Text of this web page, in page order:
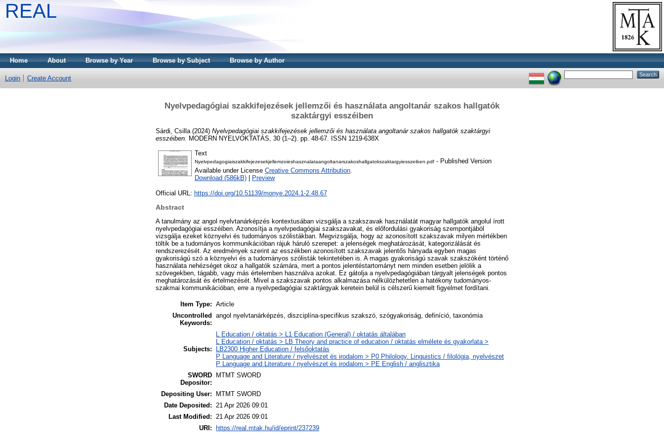
REAL
Home About Browse by Year Browse by Subject Browse by Author
Login Create Account
Nyelvpedagógiai szakkifejezések jellemzői és használata angoltanár szakos hallgatók
szaktárgyi esszéiben
Sárdi, Csilla (2024) Nyelvpedagógiai szakkifejezések jellemzői és használata angoltanár szakos hallgatók szaktárgyi
esszéiben. MODERN NYELVOKTATÁS, 30 (1–2). pp. 48-67. ISSN 1219-638X
Text
Nyelvpedagogiaiszakkifejezesekjellemzoieshasznalataangoltanarszakoshallgatokszaktargyiesszeiben.pdf - Published Version
Available under License Creative Commons Attribution.
Download (586kB)
Preview
Official URL: https://doi.org/10.51139/monye.2024.1-2.48.67
Abstract
A tanulmány az angol nyelvtanárképzés kontextusában vizsgálja a szakszavak használatát magyar hallgatók angolul írott
nyelvpedagógiai esszéiben. Azonosítja a nyelvpedagógiai szakszavakat, és előfordulási gyakoriság szempontjából
vizsgálja ezeket köznyelvi és tudományos szólistákban. Megvizsgálja, hogy az azonosított szakszavak milyen mértékben
töltik be a tudományos kommunikációban rájuk háruló szerepet: a jelenségek meghatározását, kategorizálását és
rendszerezését. Az eredmények szerint az esszékben azonosított szakszavak jelentős hányada egyben magas
gyakoriságú szó a köznyelvi és a tudományos szólisták tekintetében is. A magas gyakoriságú szavak szakszóként történő
használata nehézséget okoz a hallgatók számára, mert a pontos jelentéstartományt nem minden esetben jelölik a
szövegekben, tágabb, vagy más értelemben használva azokat. Ez gátolja a nyelvpedagógiában tárgyalt jelenségek pontos
meghatározását és értelmezését. Mivel a szakszavak pontos alkalmazása nélkülözhetetlen a hatékony tudományos-
szakmai kommunikációban, erre a nyelvpedagógiai szaktárgyak keretein belül is célszerű kiemelt figyelmet fordítani.
Item Type: Article
Uncontrolled
Keywords:
angol nyelvtanárképzés, diszciplína-specifikus szakszó, szógyakoriság, definíció, taxonómia
Subjects:
L Education / oktatás > L1 Education (General) / oktatás általában
L Education / oktatás > LB Theory and practice of education / oktatás elmélete és gyakorlata >
LB2300 Higher Education / felsőoktatás
P Language and Literature / nyelvészet és irodalom > P0 Philology. Linguistics / filológia, nyelvészet
P Language and Literature / nyelvészet és irodalom > PE English / anglisztika
SWORD
Depositor:
MTMT SWORD
Depositing User:
MTMT SWORD
Date Deposited:
21 Apr 2026 09:01
Last Modified:
21 Apr 2026 09:01
URI:
https://real.mtak.hu/id/eprint/237239